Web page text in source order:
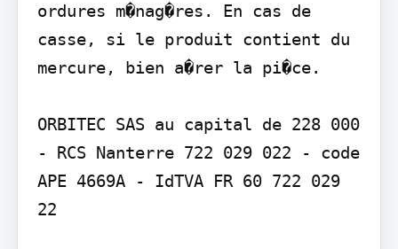
ordures m�nag�res. En cas de
casse, si le produit contient du
mercure, bien a�rer la pi�ce.
ORBITEC SAS au capital de 228 000
- RCS Nanterre 722 029 022 - code
APE 4669A - IdTVA FR 60 722 029
22